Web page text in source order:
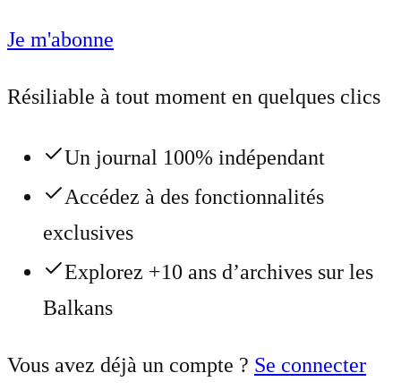
Je m'abonne
Résiliable à tout moment en quelques clics
Un journal 100% indépendant
Accédez à des fonctionnalités
exclusives
Explorez +10 ans d’archives sur les
Balkans
Vous avez déjà un compte ? Se connecter